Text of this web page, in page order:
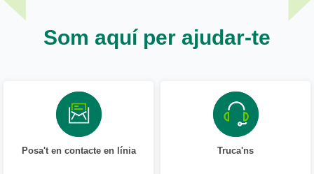
Som aquí per ajudar-te
Posa't en contacte en línia Truca'ns